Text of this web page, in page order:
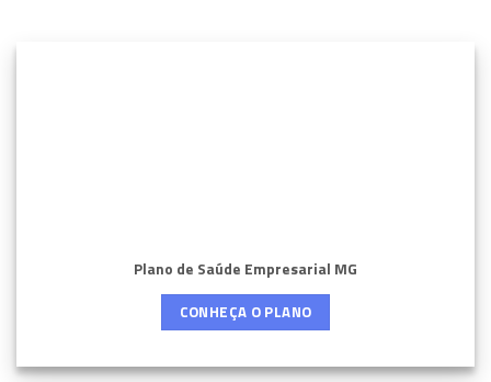
Plano de Saúde Empresarial MG
CONHEÇA O PLANO